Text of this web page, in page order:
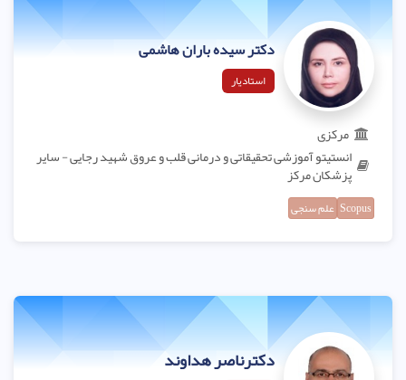
دکتر سیده باران هاشمی
استادیار
مرکزی
انستیتو آموزشی تحقیقاتی و درمانی قلب و عروق شهید رجایی - سایر
پزشکان مرکز
Scopus علم سنجی
دکترناصر هداوند